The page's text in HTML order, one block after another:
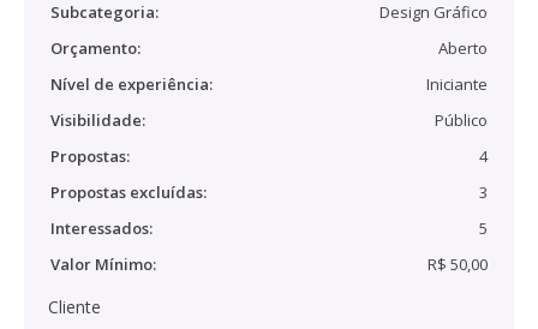
Subcategoria:
Design Gráfico
Orçamento:
Aberto
Nível de experiência:
Iniciante
Visibilidade:
Público
Propostas:
4
Propostas excluídas:
3
Interessados:
5
Valor Mínimo:
R$ 50,00
Cliente